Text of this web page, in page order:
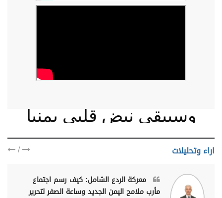
وسيبقى نبض قلبي يمنيا
اراء وتحليلات /
معركة الردع الشامل: كيف رسم اجتماع
مأرب ملامح اليمن الجديد وساعة الصفر لتحرير